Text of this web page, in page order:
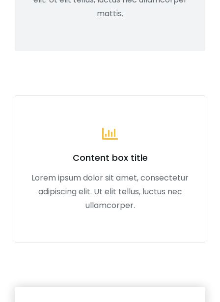
mattis.
Content box title
Lorem ipsum dolor sit amet, consectetur
adipiscing elit. Ut elit tellus, luctus nec
ullamcorper.